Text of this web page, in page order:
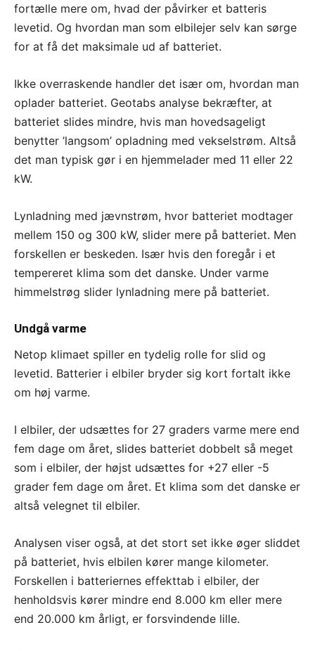
fortælle mere om, hvad der påvirker et batteris
levetid. Og hvordan man som elbilejer selv kan sørge
for at få det maksimale ud af batteriet.
Ikke overraskende handler det især om, hvordan man
oplader batteriet. Geotabs analyse bekræfter, at
batteriet slides mindre, hvis man hovedsageligt
benytter ’langsom’ opladning med vekselstrøm. Altså
det man typisk gør i en hjemmelader med 11 eller 22
kW.
Lynladning med jævnstrøm, hvor batteriet modtager
mellem 150 og 300 kW, slider mere på batteriet. Men
forskellen er beskeden. Især hvis den foregår i et
tempereret klima som det danske. Under varme
himmelstrøg slider lynladning mere på batteriet.
Undgå varme
Netop klimaet spiller en tydelig rolle for slid og
levetid. Batterier i elbiler bryder sig kort fortalt ikke
om høj varme.
I elbiler, der udsættes for 27 graders varme mere end
fem dage om året, slides batteriet dobbelt så meget
som i elbiler, der højst udsættes for +27 eller -5
grader fem dage om året. Et klima som det danske er
altså velegnet til elbiler.
Analysen viser også, at det stort set ikke øger sliddet
på batteriet, hvis elbilen kører mange kilometer.
Forskellen i batteriernes effekttab i elbiler, der
henholdsvis kører mindre end 8.000 km eller mere
end 20.000 km årligt, er forsvindende lille.